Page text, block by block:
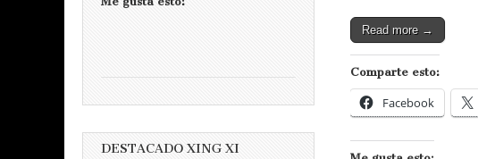
Read more →
Comparte esto:
Facebook
DESTACADO XING XI